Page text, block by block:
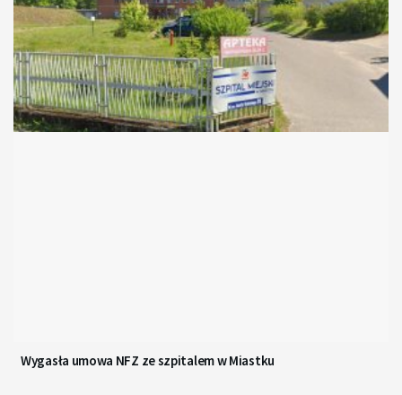
Wygasła umowa NFZ ze szpitalem w Miastku